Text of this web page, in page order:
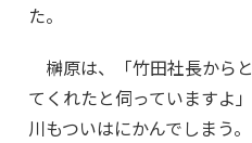
た。
榊原は、「竹田社長から
てくれたと伺っていますよ
川もついはにかんでしまう。